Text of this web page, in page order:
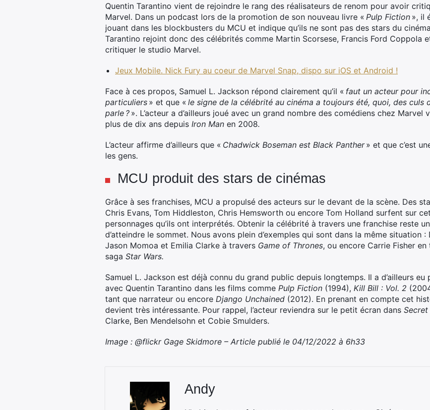
Quentin Tarantino vient de rejoindre le rang des réalisateurs de renom pour avoir
Marvel. Dans un podcast lors de la promotion de son nouveau livre « Pulp Fiction », il
jouant dans les blockbusters du MCU et indique qu’ils ne sont pas des stars du
Tarantino rejoint donc des célébrités comme Martin Scorsese, Francis Ford Coppola
critiquer le studio Marvel.
Jeux Mobile. Nick Fury au coeur de Marvel Snap, dispo sur iOS et Android !
Face à ces propos, Samuel L. Jackson répond clairement qu’il « faut un acteur pour
particuliers » et que « le signe de la célébrité au cinéma a toujours été, quoi, des culs
parle ? ». L’acteur a d’ailleurs joué avec un grand nombre des comédiens chez Marvel
plus de dix ans depuis Iron Man en 2008.
L’acteur affirme d’ailleurs que « Chadwick Boseman est Black Panther» et que c’est
les gens.
MCU produit des stars de cinémas
Grâce à ses franchises, MCU a propulsé des acteurs sur le devant de la scène. Des
Chris Evans, Tom Hiddleston, Chris Hemsworth ou encore Tom Holland surfent sur
personnages qu’ils ont interprétés. Obtenir la célébrité à travers une franchise reste
d’atteindre le sommet. Nous avons plein d’exemples qui sont dans la même situation
Jason Momoa et Emilia Clarke à travers Game of Thrones, ou encore Carrie Fisher
saga Star Wars.
Samuel L. Jackson est déjà connu du grand public depuis longtemps. Il a d’ailleurs
avec Quentin Tarantino dans les films comme Pulp Fiction (1994), Kill Bill : Vol. 2
tant que narrateur ou encore Django Unchained (2012). En prenant en compte cet
devient très intéressante. Pour rappel, l’acteur reviendra sur le petit écran dans Secret
Clarke, Ben Mendelsohn et Cobie Smulders.
Image : @flickr Gage Skidmore – Article publié le 04/12/2022 à 6h33
Andy